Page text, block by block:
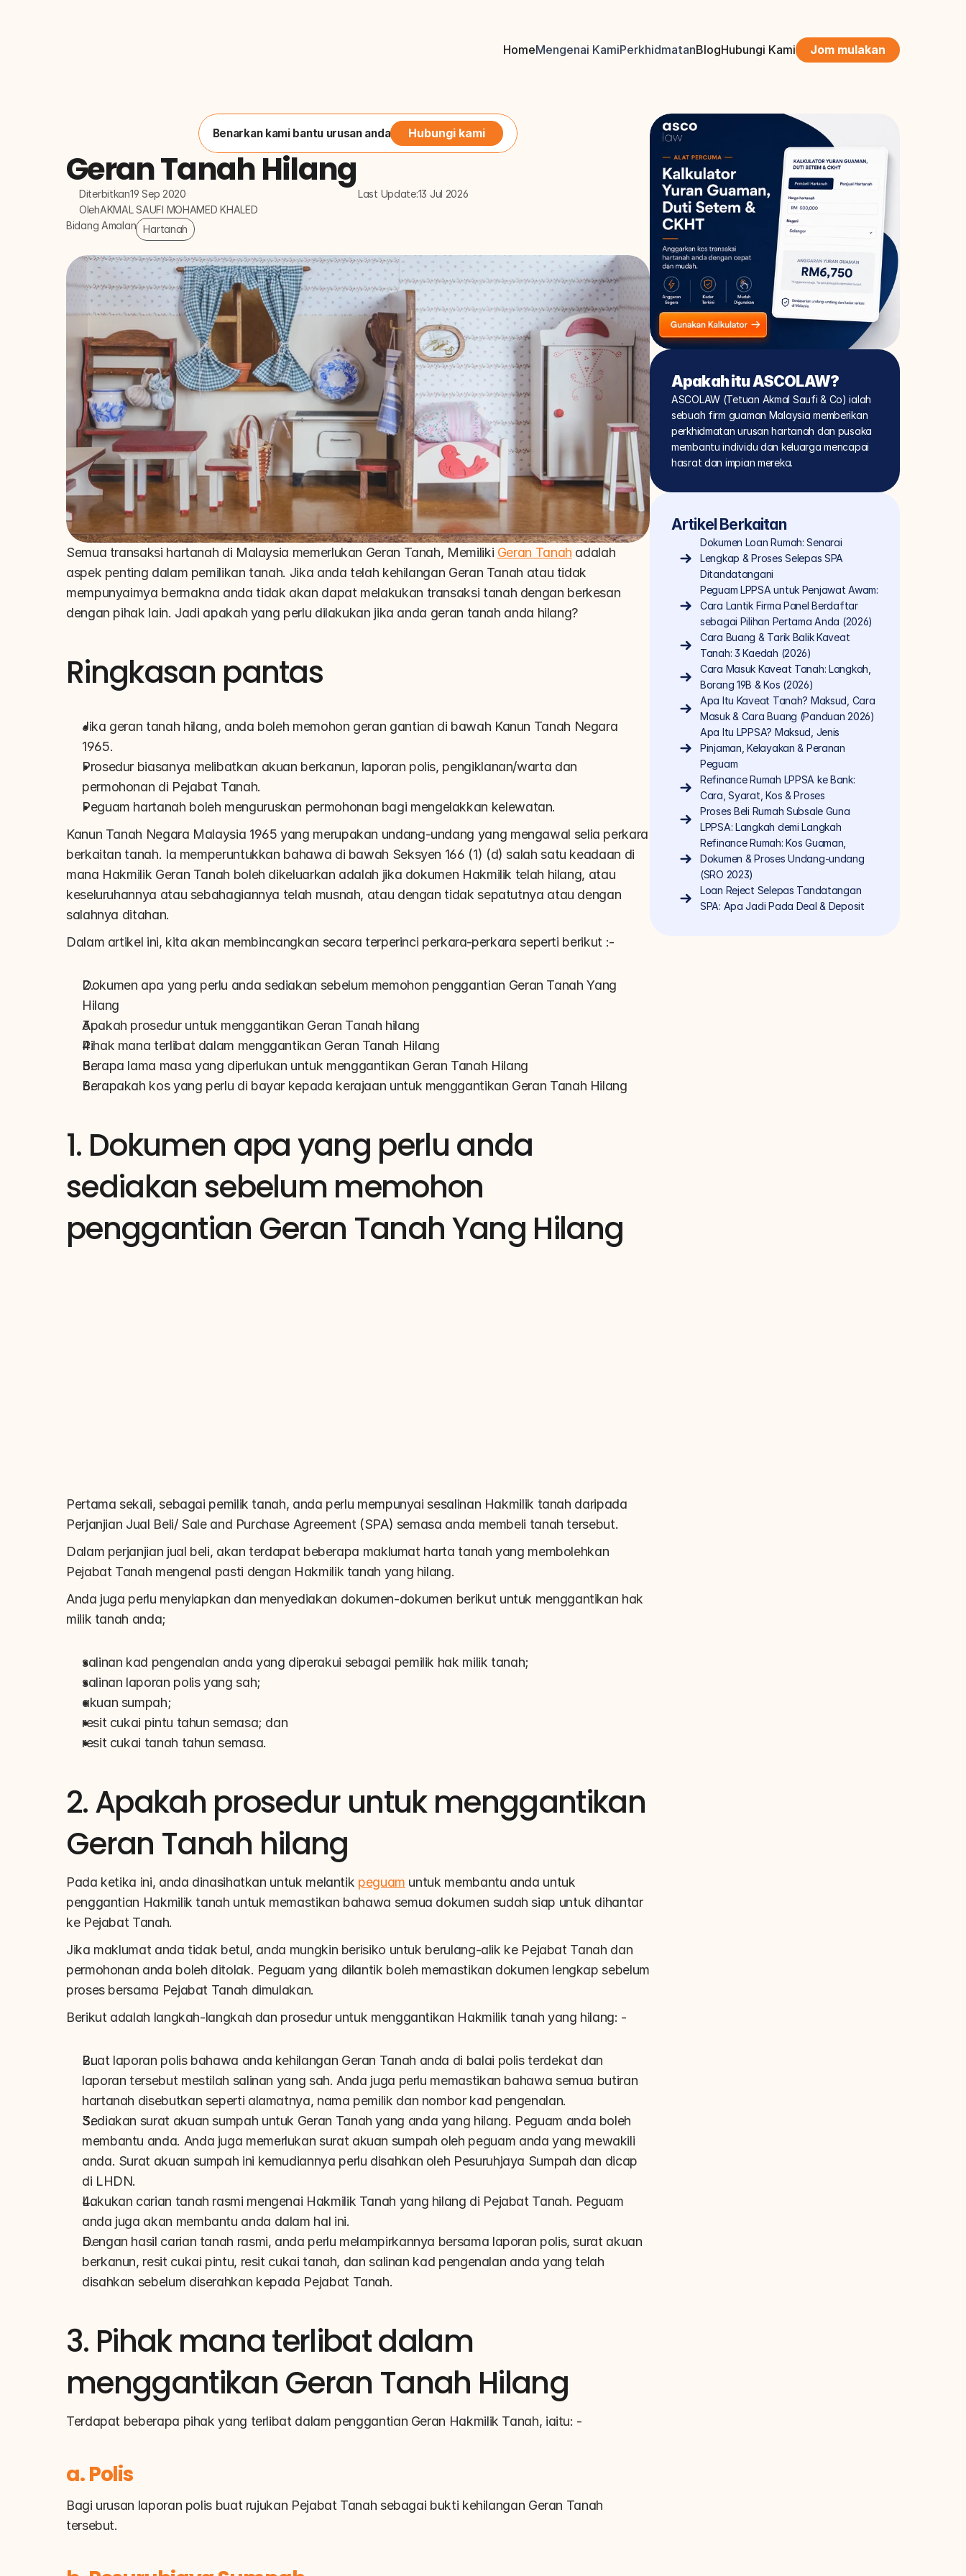
HomeMengenai KamiPerkhidmatanBlogHubungi Kami Jom mulakan
Benarkan kami bantu urusan anda Hubungi kami
Geran Tanah Hilang
Diterbitkan19 Sep 2020 Last Update:13 Jul 2026
OlehAKMAL SAUFI MOHAMED KHALED
Bidang Amalan Hartanah
Semua transaksi hartanah di Malaysia memerlukan Geran Tanah, Memiliki Geran Tanah adalah
aspek penting dalam pemilikan tanah. Jika anda telah kehilangan Geran Tanah atau tidak
mempunyaimya bermakna anda tidak akan dapat melakukan transaksi tanah dengan berkesan
dengan pihak lain. Jadi apakah yang perlu dilakukan jika anda geran tanah anda hilang?
Ringkasan pantas
Jika geran tanah hilang, anda boleh memohon geran gantian di bawah Kanun Tanah Negara
1965.
Prosedur biasanya melibatkan akuan berkanun, laporan polis, pengiklanan/warta dan
permohonan di Pejabat Tanah.
Peguam hartanah boleh menguruskan permohonan bagi mengelakkan kelewatan.
Kanun Tanah Negara Malaysia 1965 yang merupakan undang-undang yang mengawal selia perkara
berkaitan tanah. Ia memperuntukkan bahawa di bawah Seksyen 166 (1) (d) salah satu keadaan di
mana Hakmilik Geran Tanah boleh dikeluarkan adalah jika dokumen Hakmilik telah hilang, atau
keseluruhannya atau sebahagiannya telah musnah, atau dengan tidak sepatutnya atau dengan
salahnya ditahan.
Dalam artikel ini, kita akan membincangkan secara terperinci perkara-perkara seperti berikut :-
Dokumen apa yang perlu anda sediakan sebelum memohon penggantian Geran Tanah Yang
Hilang
Apakah prosedur untuk menggantikan Geran Tanah hilang
Pihak mana terlibat dalam menggantikan Geran Tanah Hilang
Berapa lama masa yang diperlukan untuk menggantikan Geran Tanah Hilang
Berapakah kos yang perlu di bayar kepada kerajaan untuk menggantikan Geran Tanah Hilang
1. Dokumen apa yang perlu anda
sediakan sebelum memohon
penggantian Geran Tanah Yang Hilang
Pertama sekali, sebagai pemilik tanah, anda perlu mempunyai sesalinan Hakmilik tanah daripada
Perjanjian Jual Beli/ Sale and Purchase Agreement (SPA) semasa anda membeli tanah tersebut.
Dalam perjanjian jual beli, akan terdapat beberapa maklumat harta tanah yang membolehkan
Pejabat Tanah mengenal pasti dengan Hakmilik tanah yang hilang.
Anda juga perlu menyiapkan dan menyediakan dokumen-dokumen berikut untuk menggantikan hak
milik tanah anda;
salinan kad pengenalan anda yang diperakui sebagai pemilik hak milik tanah;
salinan laporan polis yang sah;
akuan sumpah;
resit cukai pintu tahun semasa; dan
resit cukai tanah tahun semasa.
2. Apakah prosedur untuk menggantikan
Geran Tanah hilang
Pada ketika ini, anda dinasihatkan untuk melantik peguam untuk membantu anda untuk
penggantian Hakmilik tanah untuk memastikan bahawa semua dokumen sudah siap untuk dihantar
ke Pejabat Tanah.
Jika maklumat anda tidak betul, anda mungkin berisiko untuk berulang-alik ke Pejabat Tanah dan
permohonan anda boleh ditolak. Peguam yang dilantik boleh memastikan dokumen lengkap sebelum
proses bersama Pejabat Tanah dimulakan.
Berikut adalah langkah-langkah dan prosedur untuk menggantikan Hakmilik tanah yang hilang: -
Buat laporan polis bahawa anda kehilangan Geran Tanah anda di balai polis terdekat dan
laporan tersebut mestilah salinan yang sah. Anda juga perlu memastikan bahawa semua butiran
hartanah disebutkan seperti alamatnya, nama pemilik dan nombor kad pengenalan.
Sediakan surat akuan sumpah untuk Geran Tanah yang anda yang hilang. Peguam anda boleh
membantu anda. Anda juga memerlukan surat akuan sumpah oleh peguam anda yang mewakili
anda. Surat akuan sumpah ini kemudiannya perlu disahkan oleh Pesuruhjaya Sumpah dan dicap
di LHDN.
Lakukan carian tanah rasmi mengenai Hakmilik Tanah yang hilang di Pejabat Tanah. Peguam
anda juga akan membantu anda dalam hal ini.
Dengan hasil carian tanah rasmi, anda perlu melampirkannya bersama laporan polis, surat akuan
berkanun, resit cukai pintu, resit cukai tanah, dan salinan kad pengenalan anda yang telah
disahkan sebelum diserahkan kepada Pejabat Tanah.
3. Pihak mana terlibat dalam
menggantikan Geran Tanah Hilang
Terdapat beberapa pihak yang terlibat dalam penggantian Geran Hakmilik Tanah, iaitu: -
a. Polis
Bagi urusan laporan polis buat rujukan Pejabat Tanah sebagai bukti kehilangan Geran Tanah
tersebut.
Apakah itu ASCOLAW?
ASCOLAW (Tetuan Akmal Saufi & Co) ialah
sebuah firm guaman Malaysia memberikan
perkhidmatan urusan hartanah dan pusaka
membantu individu dan keluarga mencapai
hasrat dan impian mereka.
Artikel Berkaitan
Dokumen Loan Rumah: Senarai
Lengkap & Proses Selepas SPA
Ditandatangani
Peguam LPPSA untuk Penjawat Awam:
Cara Lantik Firma Panel Berdaftar
sebagai Pilihan Pertama Anda (2026)
Cara Buang & Tarik Balik Kaveat
Tanah: 3 Kaedah (2026)
Cara Masuk Kaveat Tanah: Langkah,
Borang 19B & Kos (2026)
Apa Itu Kaveat Tanah? Maksud, Cara
Masuk & Cara Buang (Panduan 2026)
Apa Itu LPPSA? Maksud, Jenis
Pinjaman, Kelayakan & Peranan
Peguam
Refinance Rumah LPPSA ke Bank:
Cara, Syarat, Kos & Proses
Proses Beli Rumah Subsale Guna
LPPSA: Langkah demi Langkah
Refinance Rumah: Kos Guaman,
Dokumen & Proses Undang-undang
(SRO 2023)
Loan Reject Selepas Tandatangan
SPA: Apa Jadi Pada Deal & Deposit